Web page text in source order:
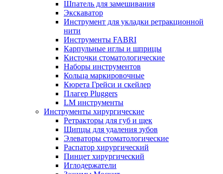
Шпатель для замешивания
Экскаватор
Инструмент для укладки ретракционной
нити
Инструменты FABRI
Карпульные иглы и шприцы
Кисточки стоматологические
Наборы инструментов
Кольца маркировочные
Кюрета Грейси и скейлер
Плагер Pluggers
LM инструменты
Инструменты хирургические
Ретракторы для губ и щек
Щипцы для удаления зубов
Элеваторы стоматологические
Распатор хирургический
Пинцет хирургический
Иглодержатели